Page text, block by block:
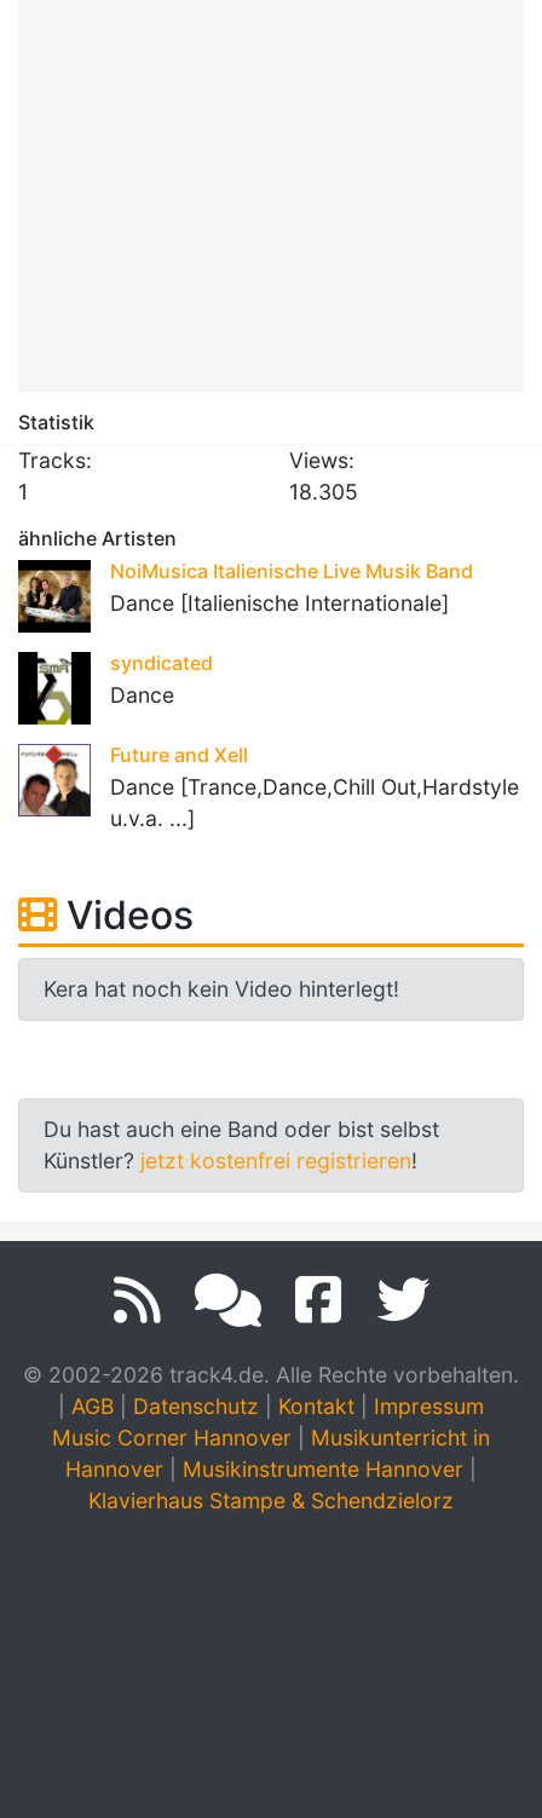
Statistik
Tracks:
1
Views:
18.305
ähnliche Artisten
NoiMusica Italienische Live Musik Band
Dance [Italienische Internationale]
syndicated
Dance
Future and Xell
Dance [Trance,Dance,Chill Out,Hardstyle
u.v.a. ...]
Videos
Kera hat noch kein Video hinterlegt!
Du hast auch eine Band oder bist selbst
Künstler? jetzt kostenfrei registrieren!
© 2002-2026 track4.de. Alle Rechte vorbehalten.
AGB Datenschutz Kontakt
Impressum
Music Corner Hannover
Musikunterricht in
Hannover
Musikinstrumente Hannover
Klavierhaus Stampe & Schendzielorz